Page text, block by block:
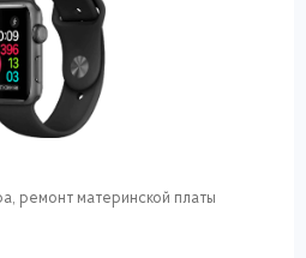
ремонт материнской платы